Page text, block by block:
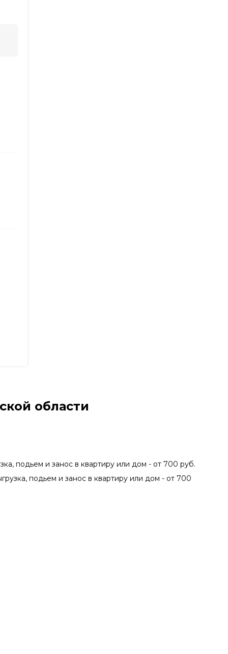
области
подьем и занос в квартиру или дом - от 700 руб.
подьем и занос в квартиру или дом - от 700